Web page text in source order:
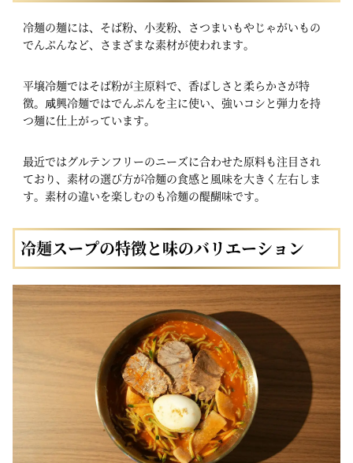
冷麺の麺には、そば粉、小麦粉、さつまいもやじゃがいもの
でんぷんなど、さまざまな素材が使われます。
平壌冷麺ではそば粉が主原料で、香ばしさと柔らかさが特
徴。咸興冷麺ではでんぷんを主に使い、強いコシと弾力を持
つ麺に仕上がっています。
最近ではグルテンフリーのニーズに合わせた原料も注目され
ており、素材の選び方が冷麺の食感と風味を大きく左右しま
す。素材の違いを楽しむのも冷麺の醍醐味です。
冷麺スープの特徴と味のバリエーション